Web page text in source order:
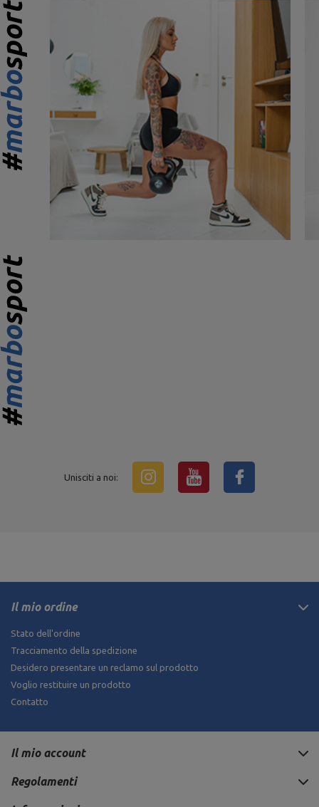
Unisciti a noi:
Il mio ordine
Stato dell'ordine
Tracciamento della spedizione
Desidero presentare un reclamo sul prodotto
Voglio restituire un prodotto
Contatto
Il mio account
Regolamenti